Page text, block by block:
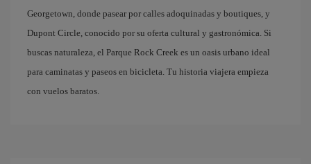
Georgetown, donde pasear por calles adoquinadas y boutiques, y
Dupont Circle, conocido por su oferta cultural y gastronómica. Si
buscas naturaleza, el Parque Rock Creek es un oasis urbano ideal
para caminatas y paseos en bicicleta. Tu historia viajera empieza
con vuelos baratos.